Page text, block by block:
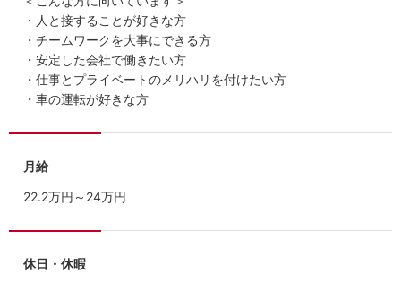
・人と接することが好きな方
・チームワークを大事にできる方
・安定した会社で働きたい方
・仕事とプライベートのメリハリを付けたい方
・車の運転が好きな方
月給
22.2万円～24万円
休日・休暇